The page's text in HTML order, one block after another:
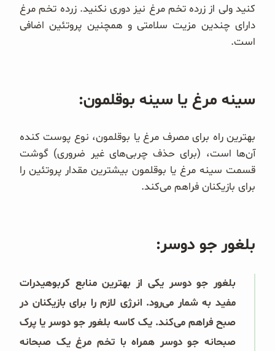
کنید ولی از زرده تخم مرغ نیز دوری نکنید. زرده تخم مرغ
دارای چندین مزیت سلامتی و همچنین پروتئین اضافی
است.
سینه مرغ یا سینه بوقلمون:
بهترین راه برای مصرف مرغ یا بوقلمون، نوع پوست کنده
آن‌ها است، (برای حذف چربی‌های غیر ضروری) گوشت
قسمت سینه مرغ یا بوقلمون بیشترین مقدار پروتئین را
برای بازیکنان فراهم می‌کند.
بلغور جو دوسر:
بلغور جو دوسر یکی از بهترین منابع کربوهیدرات
مفید به شمار می‌رود. انرژی لازم را برای بازیکنان در
صبح فراهم می‌کند. یک کاسه بلغور جو دوسر یا پرک
صبحانه جو دوسر همراه با تخم مرغ یک صبحانه